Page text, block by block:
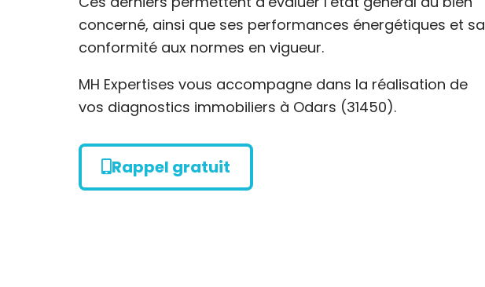
concerné, ainsi que ses performances énergétiques et sa
conformité aux normes en vigueur.
MH Expertises vous accompagne dans la réalisation de
vos diagnostics immobiliers à Odars (31450).
Rappel gratuit